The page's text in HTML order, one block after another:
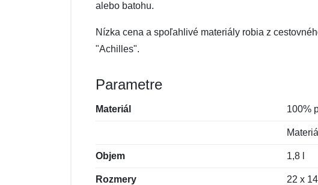
alebo batohu.
Nízka cena a spoľahlivé materiály robia z
"Achilles".
Parametre
Materiál 100%
Objem 1,8 l
Rozmery 22 x